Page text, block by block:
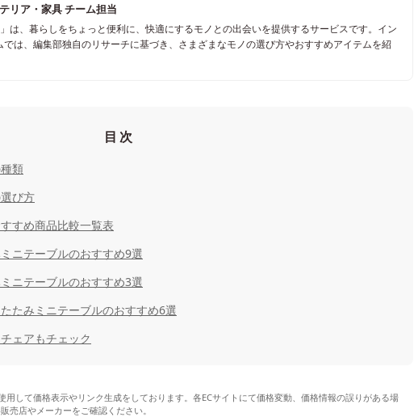
リア・家具 チーム担当
は、暮らしをちょっと便利に、快適にするモノとの出会いを提供するサービスです。イン
では、編集部独自のリサーチに基づき、さまざまなモノの選び方やおすすめアイテムを紹
目次
類
び方
すめ商品比較一覧表
ニテーブルのおすすめ9選
ニテーブルのおすすめ3選
たみミニテーブルのおすすめ6選
ェアもチェック
用して価格表示やリンク生成をしております。各ECサイトにて価格変動、価格情報の誤りがある場
売店やメーカーをご確認ください。